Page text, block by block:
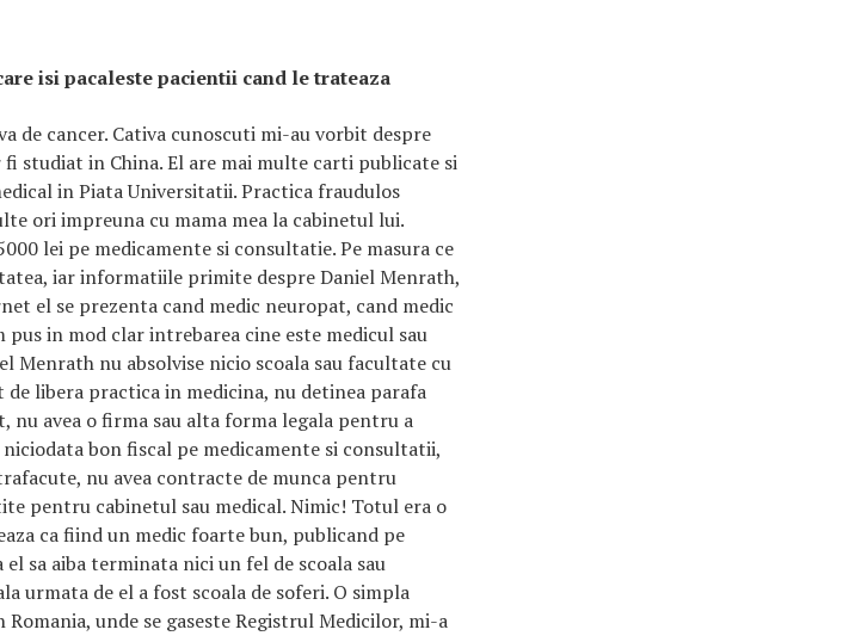
isi pacaleste pacientii cand le trateaza
de cancer. Cativa cunoscuti mi-au vorbit despre
studiat in China. El are mai multe carti publicate si
in Piata Universitatii. Practica fraudulos
ori impreuna cu mama mea la cabinetul lui.
lei pe medicamente si consultatie. Pe masura ce
iar informatiile primite despre Daniel Menrath,
el se prezenta cand medic neuropat, cand medic
in mod clar intrebarea cine este medicul sau
Menrath nu absolvise nicio scoala sau facultate cu
libera practica in medicina, nu detinea parafa
nu avea o firma sau alta forma legala pentru a
bon fiscal pe medicamente si consultatii,
nu avea contracte de munca pentru
pentru cabinetul sau medical. Nimic! Totul era o
ca fiind un medic foarte bun, publicand pe
sa aiba terminata nici un fel de scoala sau
urmata de el a fost scoala de soferi. O simpla
unde se gaseste Registrul Medicilor, mi-a